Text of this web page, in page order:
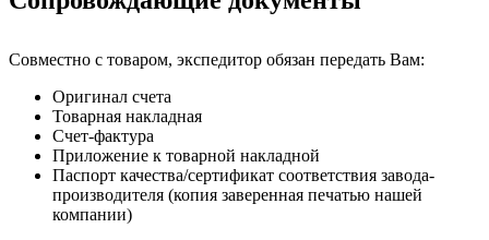
Совместно с товаром, экспедитор обязан передать Вам:
Оригинал счета
Товарная накладная
Счет-фактура
Приложение к товарной накладной
Паспорт качества/сертификат соответствия завода-
производителя (копия заверенная печатью нашей
компании)